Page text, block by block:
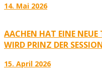
14. Mai 2026
AACHEN HAT EINE
WIRD PRINZ DER
15. April 2026